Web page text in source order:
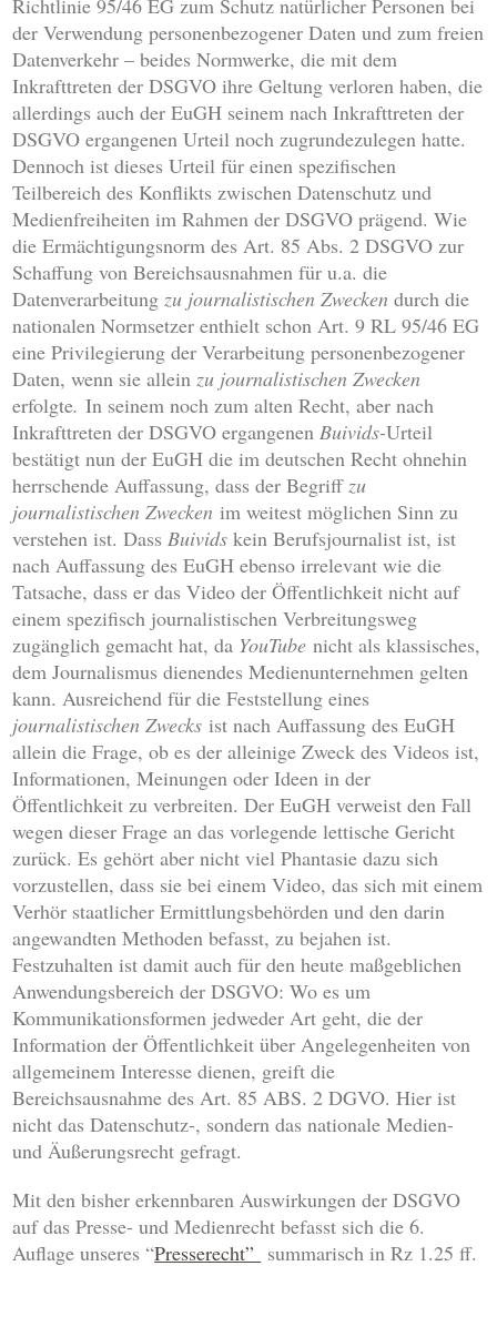
Richtlinie 95/46 EG zum Schutz natürlicher Personen bei
der Verwendung personenbezogener Daten und zum freien
Datenverkehr – beides Normwerke, die mit dem
Inkrafttreten der DSGVO ihre Geltung verloren haben, die
allerdings auch der EuGH seinem nach Inkrafttreten der
DSGVO ergangenen Urteil noch zugrundezulegen hatte.
Dennoch ist dieses Urteil für einen spezifischen
Teilbereich des Konflikts zwischen Datenschutz und
Medienfreiheiten im Rahmen der DSGVO prägend. Wie
die Ermächtigungsnorm des Art. 85 Abs. 2 DSGVO zur
Schaffung von Bereichsausnahmen für u.a. die
Datenverarbeitungzu journalistischen Zwecken durch die
nationalen Normsetzer enthielt schon Art. 9 RL 95/46 EG
eine Privilegierung der Verarbeitung personenbezogener
Daten, wenn sie alleinzu journalistischen Zwecken
erfolgte.In seinem noch zum alten Recht, aber nach
Inkrafttreten der DSGVO ergangenenBuivids-Urteil
bestätigt nun der EuGH die im deutschen Recht ohnehin
herrschende Auffassung, dass der Begriffzu
journalistischen Zwecken im weitest möglichen Sinn zu
verstehen ist. DassBuividskein Berufsjournalist ist, ist
nach Auffassung des EuGH ebenso irrelevant wie die
Tatsache, dass er das Video der Öffentlichkeit nicht auf
einem spezifisch journalistischen Verbreitungsweg
zugänglich gemacht hat, da YouTube nicht als klassisches,
dem Journalismus dienendes Medienunternehmen gelten
kann. Ausreichend für die Feststellung eines
journalistischen Zwecksist nach Auffassung des EuGH
allein die Frage, ob es der alleinige Zweck des Videos ist,
Informationen, Meinungen oder Ideen in der
Öffentlichkeit zu verbreiten. Der EuGH verweist den Fall
wegen dieser Frage an das vorlegende lettische Gericht
zurück. Es gehört aber nicht viel Phantasie dazu sich
vorzustellen, dass sie bei einem Video, das sich mit einem
Verhör staatlicher Ermittlungsbehörden und den darin
angewandten Methoden befasst, zu bejahen ist.
Festzuhalten ist damit auch für den heute maßgeblichen
Anwendungsbereich der DSGVO: Wo es um
Kommunikationsformen jedweder Art geht, die der
Information der Öffentlichkeit über Angelegenheiten von
allgemeinem Interesse dienen, greift die
Bereichsausnahme des Art. 85 ABS. 2 DGVO. Hier ist
nicht das Datenschutz-, sondern das nationale Medien-
und Äußerungsrecht gefragt.
Mit den bisher erkennbaren Auswirkungen der DSGVO
auf das Presse- und Medienrecht befasst sich die 6.
Auflage unseres “Presserecht” summarisch in Rz 1.25 ff.